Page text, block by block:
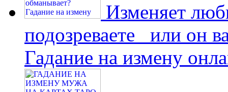
Изменяет
подозреваете или он
Гадание на измену